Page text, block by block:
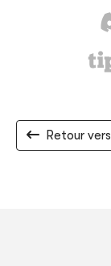
Retour vers